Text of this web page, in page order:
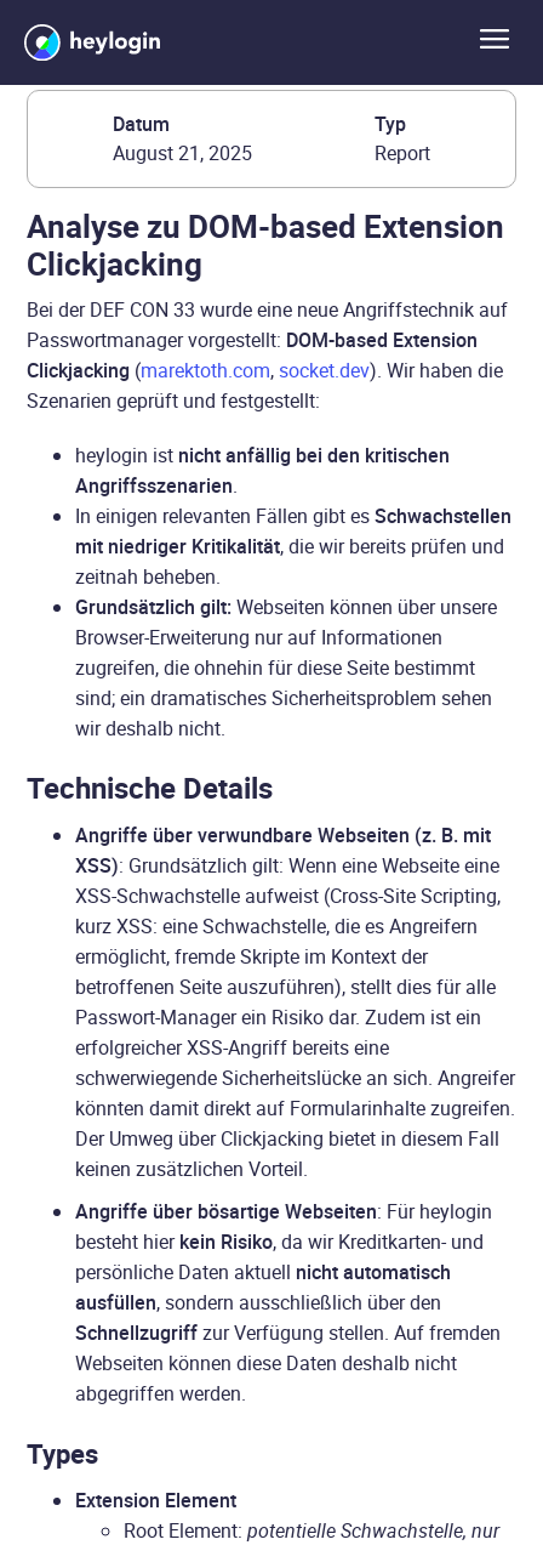
Datum
August 21, 2025
Typ
Report
Analyse zu DOM-based Extension
Clickjacking
Bei der DEF CON 33 wurde eine neue Angriffstechnik auf
Passwortmanager vorgestellt: DOM-based Extension
Clickjacking (marektoth.com, socket.dev). Wir haben die
Szenarien geprüft und festgestellt:
heylogin ist nicht anfällig bei den kritischen
Angriffsszenarien.
In einigen relevanten Fällen gibt esSchwachstellen
mit niedriger Kritikalität, die wir bereits prüfen und
zeitnah beheben.
Grundsätzlich gilt: Webseiten können über unsere
Browser-Erweiterung nur auf Informationen
zugreifen, die ohnehin für diese Seite bestimmt
sind; ein dramatisches Sicherheitsproblem sehen
wir deshalb nicht.
Technische Details
Angriffe über verwundbare Webseiten (z. B. mit
XSS): Grundsätzlich gilt: Wenn eine Webseite eine
XSS-Schwachstelle aufweist (Cross-Site Scripting,
kurz XSS: eine Schwachstelle, die es Angreifern
ermöglicht, fremde Skripte im Kontext der
betroffenen Seite auszuführen), stellt dies für alle
Passwort-Manager ein Risiko dar. Zudem ist ein
erfolgreicher XSS-Angriff bereits eine
schwerwiegende Sicherheitslücke an sich. Angreifer
könnten damit direkt auf Formularinhalte zugreifen.
Der Umweg über Clickjacking bietet in diesem Fall
keinen zusätzlichen Vorteil.
Angriffe über bösartige Webseiten: Für heylogin
besteht hierkein Risiko, da wir Kreditkarten- und
persönliche Daten aktuell nicht automatisch
ausfüllen, sondern ausschließlich über den
Schnellzugriffzur Verfügung stellen. Auf fremden
Webseiten können diese Daten deshalb nicht
abgegriffen werden.
Types
Extension Element
Root Element:potentielle Schwachstelle, nur